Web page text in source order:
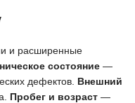
и расширенные
состояние —
дефектов. Внешний
Пробег и возраст —